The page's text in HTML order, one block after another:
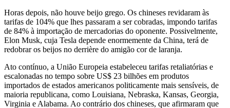
Horas depois, não houve beijo grego. Os chineses revidaram às
tarifas de 104% que lhes passaram a ser cobradas, impondo tarifas
de 84% à importação de mercadorias do oponente. Possivelmente,
Elon Musk, cuja Tesla depende enormemente da China, terá de
redobrar os beijos no derrière do amigão cor de laranja.
Ato contínuo, a União Europeia estabeleceu tarifas retaliatórias e
escalonadas no tempo sobre US$ 23 bilhões em produtos
importados de estados americanos politicamente mais sensíveis, de
maioria republicana, como Louisiana, Nebraska, Kansas, Georgia,
Virginia e Alabama. Ao contrário dos chineses, que afirmaram que